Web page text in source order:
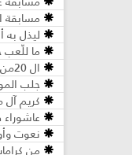
مسابقة
ليذل به
ما للّعب
ال 20من جمادى الآخرة
جلب
كريم آل
نعوت
من